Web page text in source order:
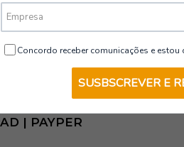
| PAYPER
Concordo receber comunicações e estou
SUSBSCREVER E